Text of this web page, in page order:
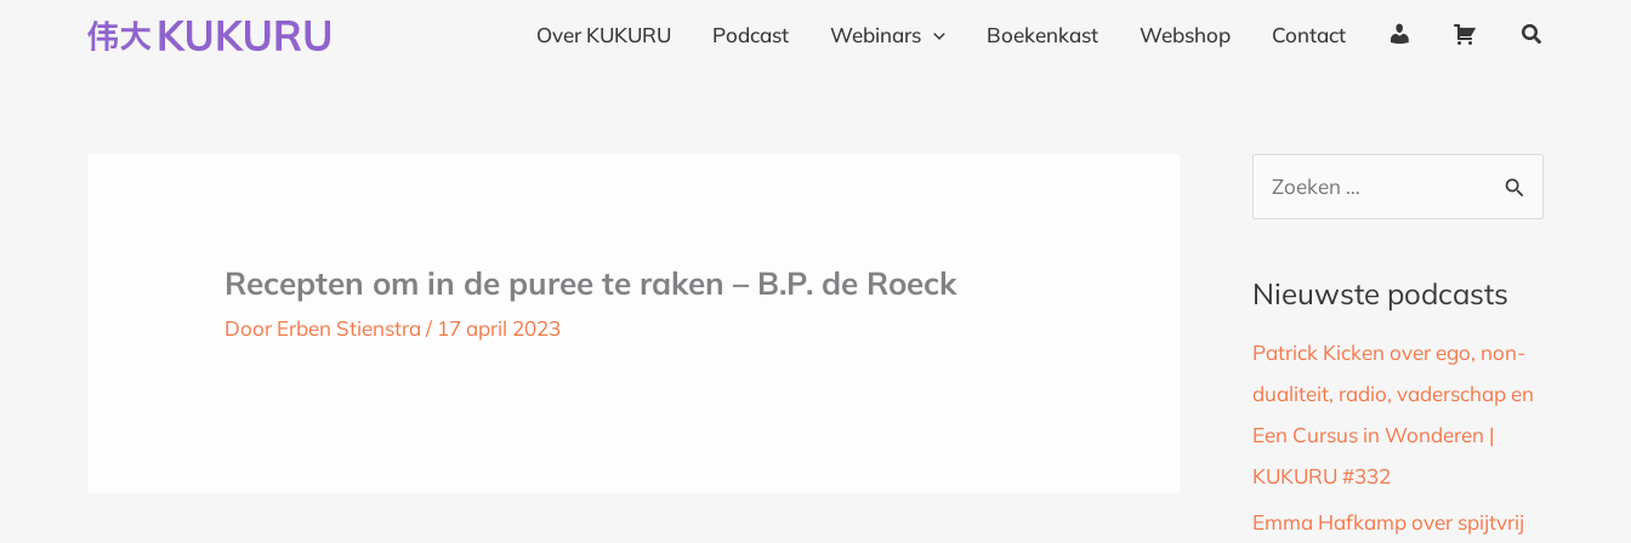
Over KUKURU Podcast Webinars Boekenkast Webshop Contact
e
v
e
W
g
Zoeken
Recepten om in de puree te raken – B.P. de Roeck
Door Erben Stienstra/ 17 april 2023
n
a
a
r
:
Nieuwste podcasts
Patrick Kicken over ego, non-
dualiteit, radio, vaderschap en
Een Cursus in Wonderen |
KUKURU #332
Emma Hafkamp over spijtvrij